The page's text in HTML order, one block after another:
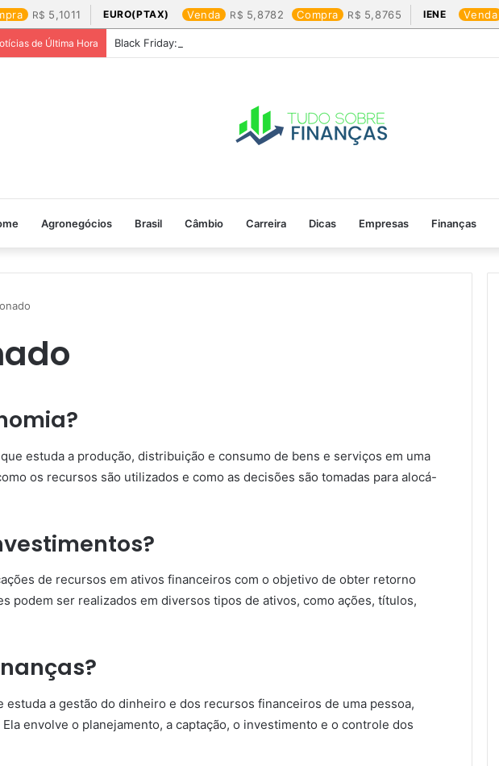
5,1011 EURO(PTAX) Venda 5,8782 Compra 5,8765 IENE Venda
de Última Hora Black Friday: os produtos que mais valem a pena
Agronegócios Brasil Câmbio Carreira Dicas Empresas Finanças
estuda a produção, distribuição e consumo de bens e serviços em uma
os recursos são utilizados e como as decisões são tomadas para alocá-
de recursos em ativos financeiros com o objetivo de obter retorno
podem ser realizados em diversos tipos de ativos, como ações, títulos,
estuda a gestão do dinheiro e dos recursos financeiros de uma pessoa,
envolve o planejamento, a captação, o investimento e o controle dos